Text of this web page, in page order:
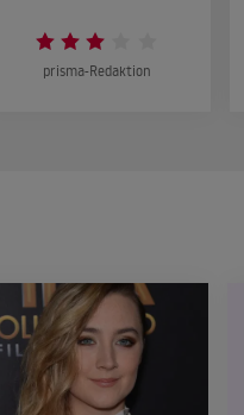
prisma-Redaktion